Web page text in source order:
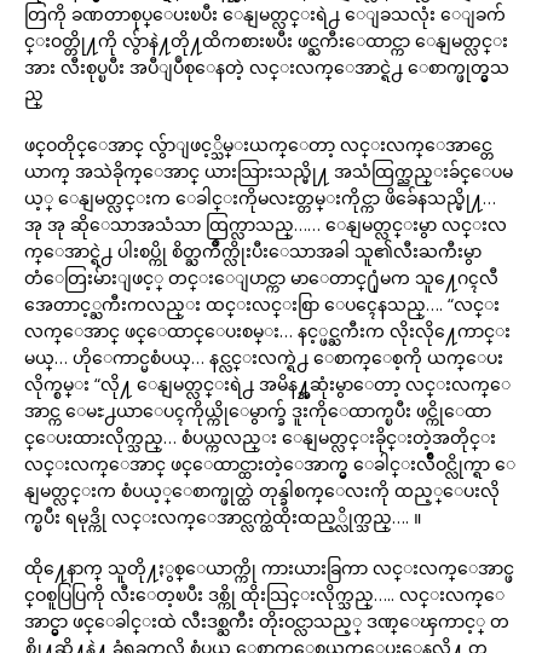
တြကို ခဏတာစုပ္ေပးၿပီး ေနျမတ္လင္းရဲ႕ ေျခသလုံး ေျခက်
င္းဝတ္တို႔ကို လွ်ာနဲ႔တို႔ထိကစားၿပီး ဖင္ႀကီးေထာင္ကာ ေနျမတ္လင္း
အား လီးစုပ္ၿပီး အပီျပဳစုေနတဲ့ လင္းလက္ေအာင္ရဲ႕ ေစာက္ဖုတ္မွသ
ည္
ဖင္ဝတိုင္ေအာင္ လွ်ာျဖင့္သိမ္းယက္ေတာ့ လင္းလက္ေအာင္တေ
ယာက္ အသဲခိုက္ေအာင္ ယားသြားသည္မို႔ အသံထြက္ညည္းခ်င္ေပမ
ယ့္ ေနျမတ္လင္းက ေခါင္းကိုမလႊတ္တမ္းကိုင္ကာ ဖိခ်ေနသည္မို႔…
အု အု ဆိုေသာအသံသာ ထြက္လာသည္…… ေနျမတ္လင္းမွာ လင္းလ
က္ေအာင္ရဲ႕ ပါးစပ္ကို စိတ္ႀကိဳက္လိုးပီးေသာအခါ သူ၏လီးႀကီးမွာ
တံေတြးမ်ားျဖင့္ တင္းေျပာင္ကာ မာေတာင္႐ုံမက သူ႔ေဂၚလီ
အေတာင့္ႀကီးကလည္း ထင္းလင္းစြာ ေပၚေနသည္…. “လင္း
လက္ေအာင္ ဖင္ေထာင္ေပးစမ္း… နင့္ဖင္ႀကီးက လိုးလို႔ေကာင္း
မယ္… ဟိုေကာင္မစံပယ္… နင္လင္းလက္ရဲ႕ ေစာက္ေစ့ကို ယက္ေပး
လိုက္စမ္း “လို႔ ေနျမတ္လင္းရဲ႕ အမိန႔္အဆုံးမွာေတာ့ လင္းလက္ေ
အာင္က ေမႊ႕ယာေပၚကိုယ္ကိုေမွာက္ခ် ဒူးကိုေထာက္ၿပီး ဖင္ကိုေထာ
င္ေပးထားလိုက္သည္… စံပယ္ကလည္း ေနျမတ္လင္းခိုင္းတဲ့အတိုင္း
လင္းလက္ေအာင္ ဖင္ေထာင္ထားတဲ့ေအာက္မွ ေခါင္းလ်ိဳဝင္လိုက္ရာ ေ
နျမတ္လင္းက စံပယ့္ေစာက္ဖုတ္ထဲ တုန္ခါစက္ေလးကို ထည့္ေပးလို
က္ၿပီး ရမုဒ္ကို လင္းလက္ေအာင္လက္ထဲထိုးထည့္လိုက္သည္…. ။
ထို႔ေနာက္ သူတို႔ႏွစ္ေယာက္ကို ကားယားခြကာ လင္းလက္ေအာင္ဖ
င္ဝစူပြပြကို လီးေတ့ၿပီး ဒစ္ကို ထိုးသြင္းလိုက္သည္….. လင္းလက္ေ
အာင္မွာ ဖင္ေခါင္းထဲ လီးဒစ္ႀကီး တိုးဝင္လာသည့္ ဒဏ္ေၾကာင့္ တ
စ္ဆို႔ဆို႔နဲ႔ ခံရခက္သလို စံပယ္က ေစာက္ေစ့ယက္ေပးေနလို႔ တ